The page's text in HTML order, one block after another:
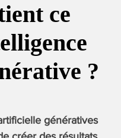
ce
?
génératives